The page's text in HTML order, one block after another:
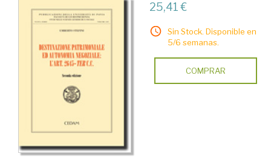
25,41 €
Sin Stock. Disponible en
5/6 semanas.
COMPRAR